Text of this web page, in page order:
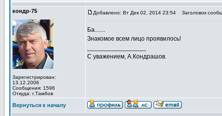
кондр-75
Зарегистрирован:
13.12.2006
Сообщения: 1596
Откуда: г.Тамбов
Добавлено: Вт Дек 02, 2014 23:54 Заголовок
Ба.......
Знакомое всем лицо проявилось!
С уважением, А.Кондрашов.
Вернуться к началу